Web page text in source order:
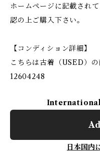
ホームページに記載され
認の上ご購入下さい。
【コンディション詳細】
こちらは古着（USED）の
12604248
日本国内